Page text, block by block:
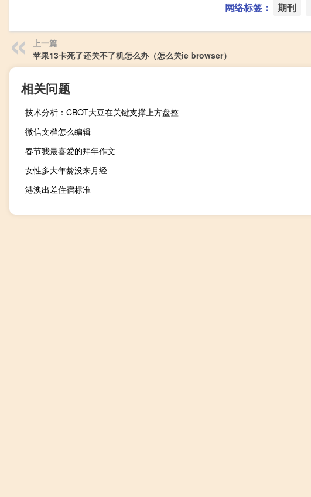
网络标签： 期刊
上一篇
苹果13卡死了还关不了机怎么办（怎么关ie browser）
相关问题
技术分析：CBOT大豆在关键支撑上方盘整
微信文档怎么编辑
春节我最喜爱的拜年作文
女性多大年龄没来月经
港澳出差住宿标准